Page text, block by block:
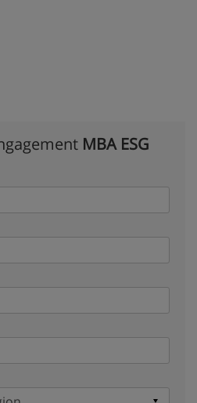
MBA ESG